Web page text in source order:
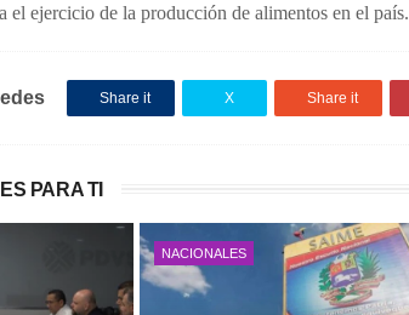
el ejercicio de la producción de alimentos en el país.
Share it X Share it
PARA TI
NACIONALES